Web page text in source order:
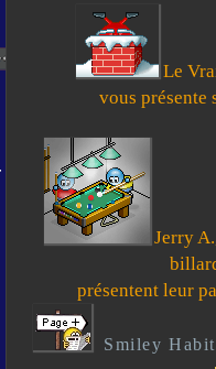
Le
vous présente
Jerry
présentent leur
Smiley